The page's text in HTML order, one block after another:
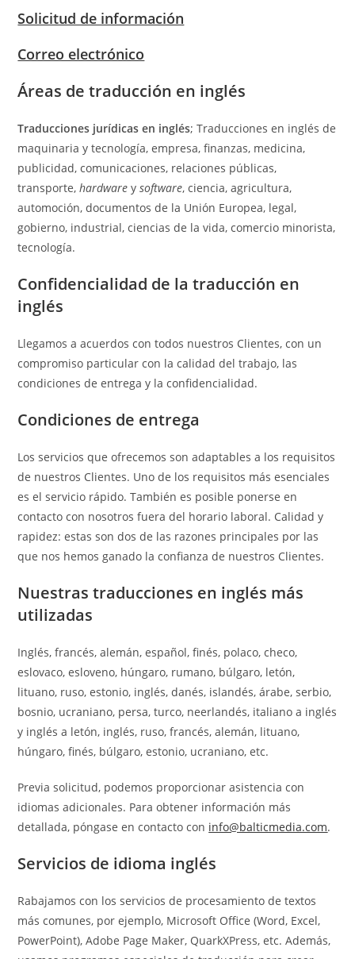
Solicitud de información
Correo electrónico
Áreas de traducción en inglés
Traducciones jurídicas en inglés; Traducciones en inglés de
maquinaria y tecnología, empresa, finanzas, medicina,
publicidad, comunicaciones, relaciones públicas,
transporte,hardware ysoftware, ciencia, agricultura,
automoción, documentos de la Unión Europea, legal,
gobierno, industrial, ciencias de la vida, comercio minorista,
tecnología.
Confidencialidad de la traducción en
inglés
Llegamos a acuerdos con todos nuestros Clientes, con un
compromiso particular con la calidad del trabajo, las
condiciones de entrega y la confidencialidad.
Condiciones de entrega
Los servicios que ofrecemos son adaptables a los requisitos
de nuestros Clientes. Uno de los requisitos más esenciales
es el servicio rápido. También es posible ponerse en
contacto con nosotros fuera del horario laboral. Calidad y
rapidez: estas son dos de las razones principales por las
que nos hemos ganado la confianza de nuestros Clientes.
Nuestras traducciones en inglés más
utilizadas
Inglés, francés, alemán, español, finés, polaco, checo,
eslovaco, esloveno, húngaro, rumano, búlgaro, letón,
lituano, ruso, estonio, inglés, danés, islandés, árabe, serbio,
bosnio, ucraniano, persa, turco, neerlandés, italiano a inglés
y inglés a letón, inglés, ruso, francés, alemán, lituano,
húngaro, finés, búlgaro, estonio, ucraniano, etc.
Previa solicitud, podemos proporcionar asistencia con
idiomas adicionales. Para obtener información más
detallada, póngase en contacto con info@balticmedia.com.
Servicios de idioma inglés
Rabajamos con los servicios de procesamiento de textos
más comunes, por ejemplo, Microsoft Office (Word, Excel,
PowerPoint), Adobe Page Maker, QuarkXPress, etc. Además,